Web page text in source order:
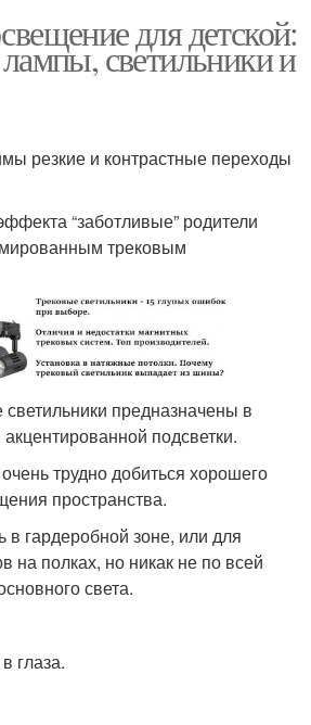
для детской:
светильники и
резкие и контрастные переходы
“заботливые” родители
трековым
предназначены в
подсветки.
трудно добиться хорошего
пространства.
гардеробной зоне, или для
на полках, но никак не по всей
света.
глаза.